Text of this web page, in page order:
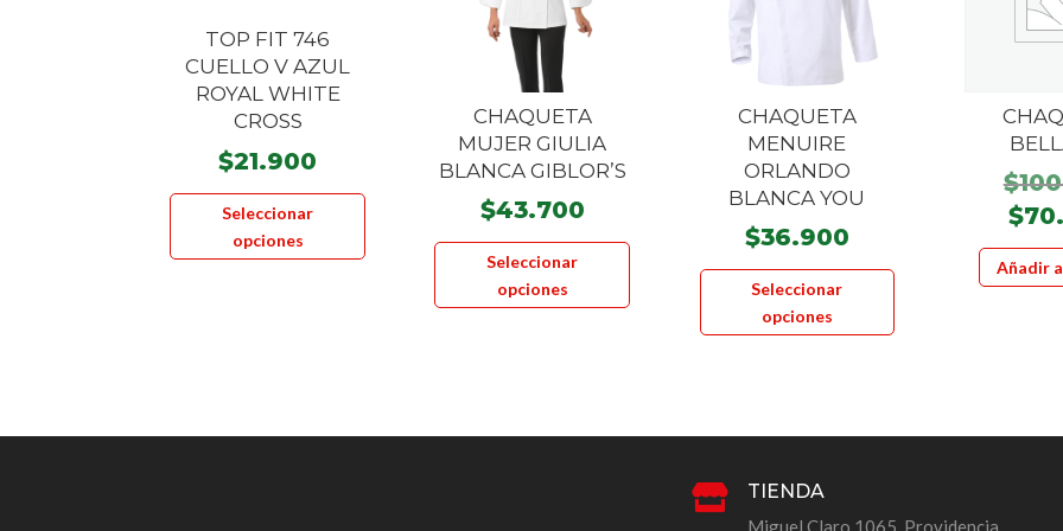
TOP FIT 746
CUELLO V AZUL
ROYAL WHITE
CROSS
$21.900
Seleccionar
opciones
Este
tiene
variantes.
pueden
CHAQUETA
MUJER GIULIA
BLANCA GIBLOR’S
$43.700
Seleccionar
opciones
Este
producto
tiene
CHAQUETA
MENUIRE
ORLANDO
BLANCA YOU
$36.900
Seleccionar
opciones
Este
tiene
$
$
Añadir
 TIENDA
Miguel Claro 1065, Providencia